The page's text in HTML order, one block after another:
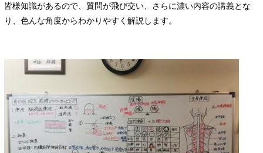
皆様知識があるので、質問が飛び交い、さらに濃い内容の講義とな
り、色んな角度からわかりやすく解説します。